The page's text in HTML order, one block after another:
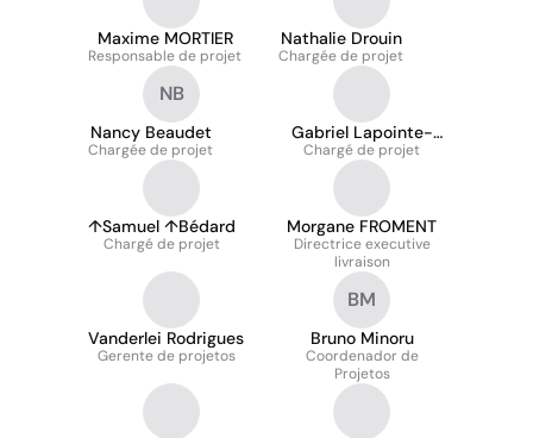
Maxime MORTIER
Responsable de projet
Nathalie Drouin
Chargée de projet
NB
Nancy Beaudet
Chargée de projet
Gabriel Lapointe-
Tremblay
Chargé de projet
↑Samuel ↑Bédard
Chargé de projet
Morgane FROMENT
Directrice executive
livraison
Vanderlei Rodrigues
Gerente de projetos
BM
Bruno Minoru
Coordenador de
Projetos